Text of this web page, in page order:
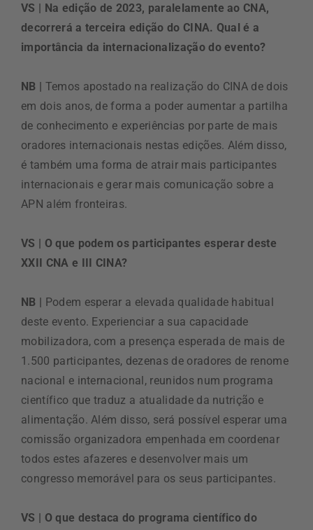
VS | Na edição de 2023, paralelamente ao CNA,
decorrerá a terceira edição do CINA. Qual é a
importância da internacionalização do evento?
NB | Temos apostado na realização do CINA de dois
em dois anos, de forma a poder aumentar a partilha
de conhecimento e experiências por parte de mais
oradores internacionais nestas edições. Além disso,
é também uma forma de atrair mais participantes
internacionais e gerar mais comunicação sobre a
APN além fronteiras.
VS | O que podem os participantes esperar deste
XXII CNA e III CINA?
NB | Podem esperar a elevada qualidade habitual
deste evento. Experienciar a sua capacidade
mobilizadora, com a presença esperada de mais de
1.500 participantes, dezenas de oradores de renome
nacional e internacional, reunidos num programa
científico que traduz a atualidade da nutrição e
alimentação. Além disso, será possível esperar uma
comissão organizadora empenhada em coordenar
todos estes afazeres e desenvolver mais um
congresso memorável para os seus participantes.
VS | O que destaca do programa científico do